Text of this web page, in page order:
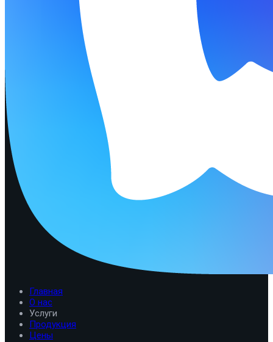
Главная
О нас
Услуги
Продукция
Цены